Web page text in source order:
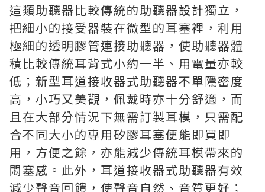
這類助聽器比較傳統的助聽器設計獨立，
把細小的接受器裝在微型的耳塞裡，利用
極細的透明膠管連接助聽器，使助聽器體
積比較傳統耳背式小約一半、用電量亦較
低；新型耳道接收器式助聽器不單隱密度
高，小巧又美觀，佩戴時亦十分舒適，而
且在大部分情況下無需訂製耳模，只需配
合不同大小的專用矽膠耳塞便能即買即
用，方便之餘，亦能減少傳統耳模帶來的
悶塞感。此外，耳道接收器式助聽器有效
減少聲音回饋，使聲音自然、音質更好；